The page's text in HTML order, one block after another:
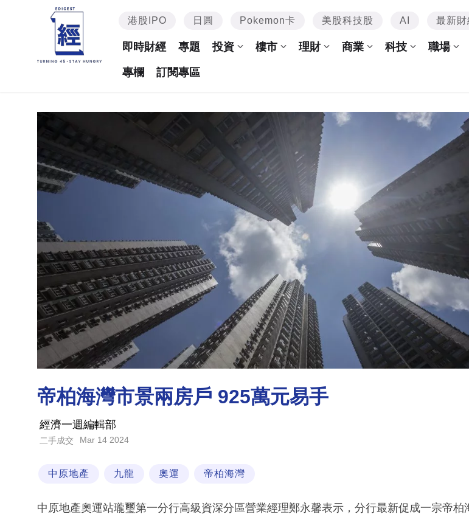
港股IPO 日圓 Pokemon卡 美股科技股 AI 最新
即時財經 專題 投資 樓市 理財 商業 科技 職場
專欄 訂閱專區
帝柏海灣市景兩房戶 925萬元易手
經濟一週編輯部
二手成交 Mar 14 2024
中原地產 九龍 奧運 帝柏海灣
中原地產奧運站瓏璽第一分行高級資深分區營業經理鄭永馨表示，分行最新促成一宗帝柏